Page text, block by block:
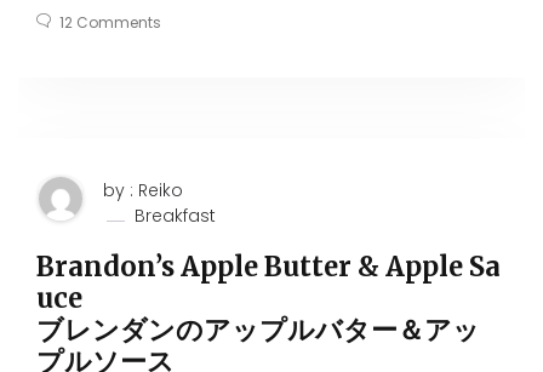
12 Comments
by : Reiko
Breakfast
Brandon’s Apple Butter & Apple Sa
uce
ブレンダンのアップルバター＆アッ
プルソース